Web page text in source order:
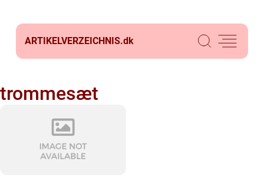
ARTIKELVERZEICHNIS.dk
trommesæt